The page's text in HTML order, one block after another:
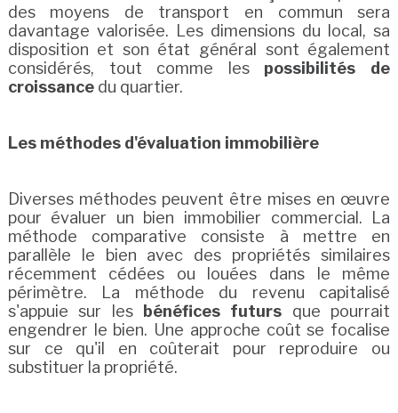
des moyens de transport en commun sera
davantage valorisée. Les dimensions du local, sa
disposition et son état général sont également
considérés, tout comme les possibilités de
croissancedu quartier.
Les méthodes d'évaluation immobilière
Diverses méthodes peuvent être mises en œuvre
pour évaluer un bien immobilier commercial. La
méthode comparative consiste à mettre en
parallèle le bien avec des propriétés similaires
récemment cédées ou louées dans le même
périmètre. La méthode du revenu capitalisé
s'appuie sur les
bénéfices futurs que pourrait
engendrer le bien. Une approche coût se focalise
sur ce qu'il en coûterait pour reproduire ou
substituer la propriété.